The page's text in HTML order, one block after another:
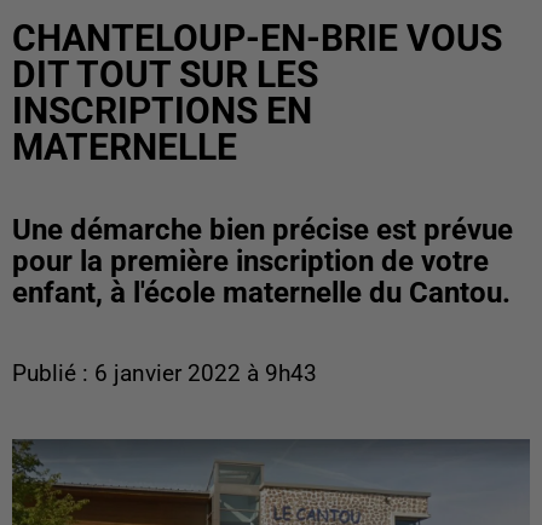
CHANTELOUP-EN-BRIE VOUS
DIT TOUT SUR LES
INSCRIPTIONS EN
MATERNELLE
Une démarche bien précise est prévue
pour la première inscription de votre
enfant, à l'école maternelle du Cantou.
Publié : 6 janvier 2022 à 9h43